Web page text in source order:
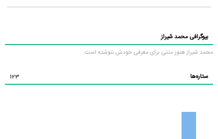
بیوگرافی محمد شیراز
محمد شیراز هنوز متنی برای معرفی خودش ننوشته است.
ستاره‌ها 123